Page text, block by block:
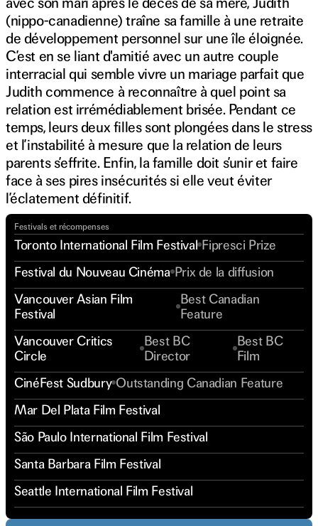
(nippo-canadienne) traîne sa famille à une retraite
de développement personnel sur une île éloignée.
C’est en se liant d'amitié avec un autre couple
interracial qui semble vivre un mariage parfait que
Judith commence à reconnaître à quel point sa
relation est irrémédiablement brisée. Pendant ce
temps, leurs deux filles sont plongées dans le stress
et l’instabilité à mesure que la relation de leurs
parents s’effrite. Enfin, la famille doit s’unir et faire
face à ses pires insécurités si elle veut éviter
l’éclatement définitif.
Festivals et récompenses
Toronto International Film Festival Fipresci Prize
Festival du Nouveau Cinéma Prix de la diffusion
Vancouver Asian Film
Festival
Best Canadian
Feature
Vancouver Critics
Circle
Best BC
Director
Best BC
Film
CinéFest Sudbury Outstanding Canadian Feature
Mar Del Plata Film Festival
São Paulo International Film Festival
Santa Barbara Film Festival
Seattle International Film Festival